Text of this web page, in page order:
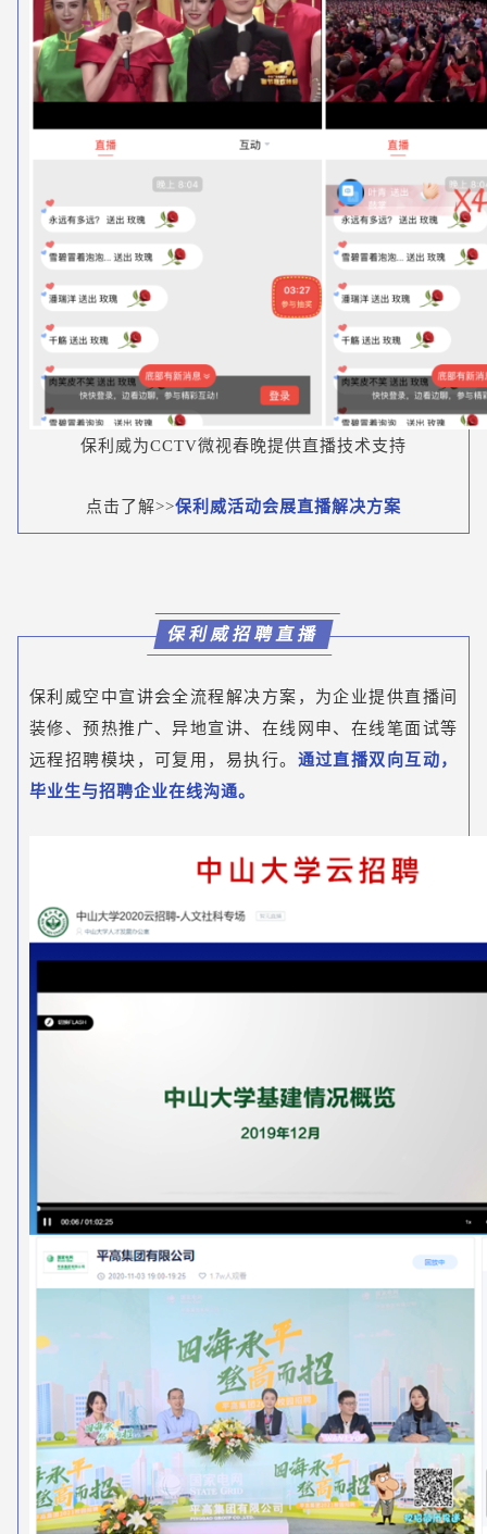
保利威为CCTV微视春晚提供直播技术支持
点击了解>>保利威活动会展直播解决方案
保利威招聘直播
保利威空中宣讲会全流程解决方案，为企业提供直播间
装修、预热推广、异地宣讲、在线网申、在线笔面试等
远程招聘模块，可复用，易执行。 通过直播双向互动，
毕业生与招聘企业在线沟通。